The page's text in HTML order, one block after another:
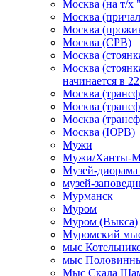
Москва (на т/
Москва
Москва
Москва (СРВ)
Москва
Москва
начинается в
Москва
Москва
Москва
Москва (ЮРВ)
Мужи
Мужи/Ханты-
Музей-
музей-
Мурманск
Муром
Муром (Выкса)
Муромский
мыс
мыс
Мыс Скала